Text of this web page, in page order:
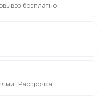
бесплатно
· Рассрочка